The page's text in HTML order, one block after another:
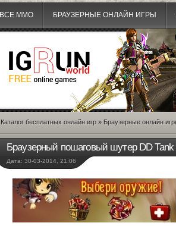
ВСЕ MMO БРАУЗЕРНЫЕ ОНЛАЙН ИГРЫ
Каталог бесплатных онлайн игр » Браузерные онлайн
Браузерный пошаговый шутер DD Tank
Дата: 30-03-2014, 21:06